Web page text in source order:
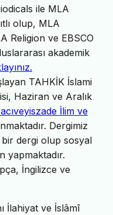
ile MLA
olup, MLA
Religion ve EBSCO
akademik
TAHKİK İslami
Haziran ve Aralık
İlim ve
Dergimiz
bir dergi olup sosyal
yapmaktadır.
İngilizce ve
İlahiyat ve İslâmî